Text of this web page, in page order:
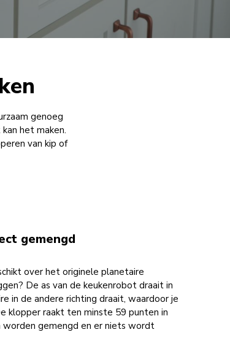
genoeg
het maken.
van kip of
gemengd
over het originele planetaire
De as van de keukenrobot draait in
in de andere richting draait, waardoor je
klopper raakt ten minste 59 punten in
gemengd en er niets wordt